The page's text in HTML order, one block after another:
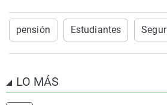
pensión Estudiantes
LO MÁS